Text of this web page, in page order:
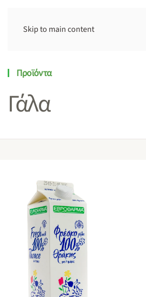
Skip to main content
Προϊόντα
Γάλα